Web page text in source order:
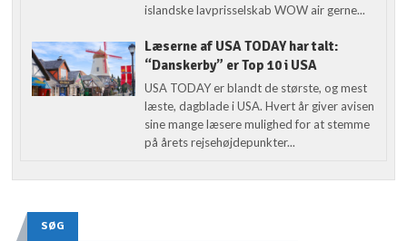
islandske lavprisselskab WOW air gerne...
Læserne af USA TODAY har talt:
“Danskerby” er Top 10 i USA
USA TODAY er blandt de største, og mest
læste, dagblade i USA. Hvert år giver avisen
sine mange læsere mulighed for at stemme
på årets rejsehøjdepunkter...
SØG